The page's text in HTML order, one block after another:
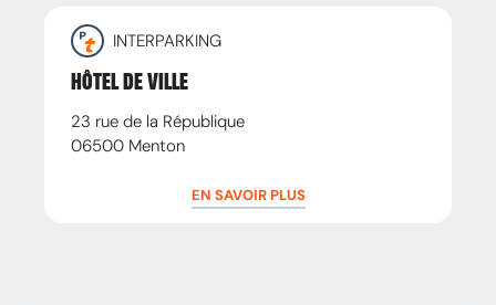
INTERPARKING
HÔTEL DE VILLE
23 rue de la République
06500 Menton
EN SAVOIR PLUS